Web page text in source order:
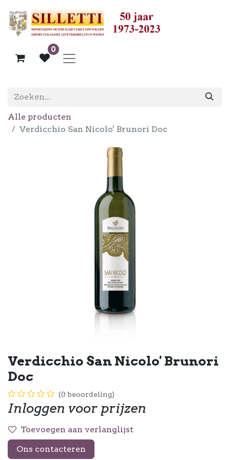
0
Alle producten
Verdicchio San Nicolo' Brunori Doc
Verdicchio San Nicolo' Brunori
Doc
(0 beoordeling)
Inloggen voor prijzen
Toevoegen aan verlanglijst
Ons contacteren